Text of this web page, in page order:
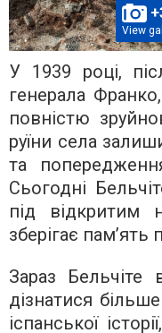
View
У 1939 році,
генерала
повністю
руїни села
та
Сьогодні
під відкритим
зберігає пам’ять
Зараз Бельчіте
дізнатися
іспанської